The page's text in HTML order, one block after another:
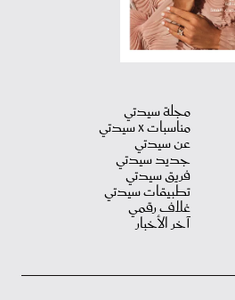
مجلة سيدتي
مناسبات X سيدتي
عن سيدتي
جديد سيدتي
فريق سيدتي
تطبيقات سيدتي
غلاف رقمي
آخر الأخبار